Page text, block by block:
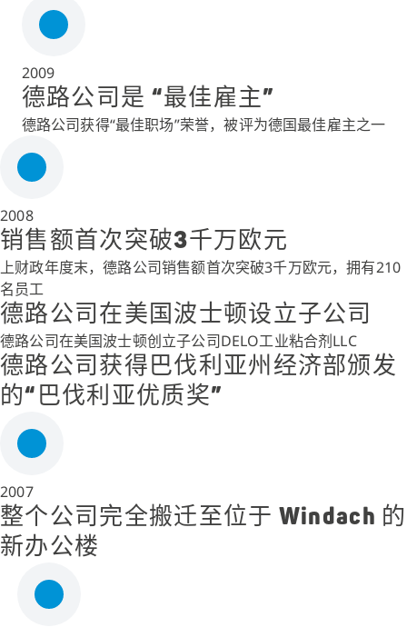
2009
德路公司是 “最佳雇主”
德路公司获得“最佳职场”荣誉，被评为德国最佳雇主之一
2008
销售额首次突破3千万欧元
上财政年度末，德路公司销售额首次突破3千万欧元，拥有210
名员工
德路公司在美国波士顿设立子公司
德路公司在美国波士顿创立子公司DELO工业粘合剂LLC
德路公司获得巴伐利亚州经济部颁发
的“巴伐利亚优质奖”
2007
整个公司完全搬迁至位于 Windach 的
新办公楼